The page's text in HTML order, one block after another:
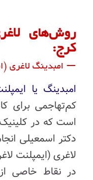
روش‌های
کرج:
— امبدینگ لاغری
امبدینگ یا
کم‌تهاجمی برای
است که در
دکتر اسمعیلی
لاغری (ایمپلنت
در نقاط خاصی